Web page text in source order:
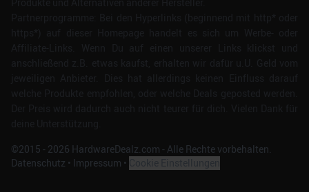
©2015 - 2026 HardwareDealz.com - Alle Rechte vorbehalten.
Datenschutz • Impressum •